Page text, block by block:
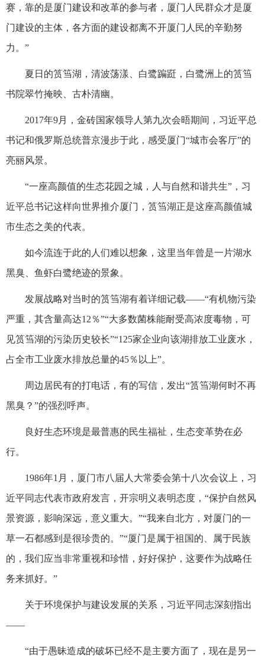
赛，靠的是厦门建设和改革的参与者，厦门人民群众才是厦
门建设的主体，各方面的建设都离不开厦门人民的辛勤努
力。”
夏日的筼筜湖，清波荡漾、白鹭蹁跹，白鹭洲上的筼筜
书院翠竹掩映、古朴清幽。
2017年9月，金砖国家领导人第九次会晤期间，习近平总
书记和俄罗斯总统普京漫步于此，感受厦门“城市会客厅”的
亮丽风景。
“一座高颜值的生态花园之城，人与自然和谐共生”，习
近平总书记这样向世界推介厦门，筼筜湖正是这座高颜值城
市生态之美的代表。
如今流连于此的人们难以想象，这里当年曾是一片湖水
黑臭、鱼虾白鹭绝迹的景象。
发展战略对当时的筼筜湖有着详细记载——“有机物污染
严重，其含量高达12％”“大多数菌株能耐受高浓度毒物，可
见筼筜湖的污染历史较长”“125家企业向该湖排放工业废水，
占全市工业废水排放总量的45％以上”。
周边居民有的打电话，有的写信，发出“筼筜湖何时不再
黑臭？”的强烈呼声。
良好生态环境是最普惠的民生福祉，生态变革势在必
行。
1986年1月，厦门市八届人大常委会第十八次会议上，习
近平同志代表市政府发言，开宗明义表明态度，“保护自然风
景资源，影响深远，意义重大。”“我来自北方，对厦门的一
草一石都感到是很珍贵的。”“厦门是属于祖国的、属于民族
的，我们应当非常重视和珍惜，好好保护，这要作为战略任
务来抓好。”
关于环境保护与建设发展的关系，习近平同志深刻指出
——
“由于愚昧造成的破坏已经不是主要方面了，现在是另一